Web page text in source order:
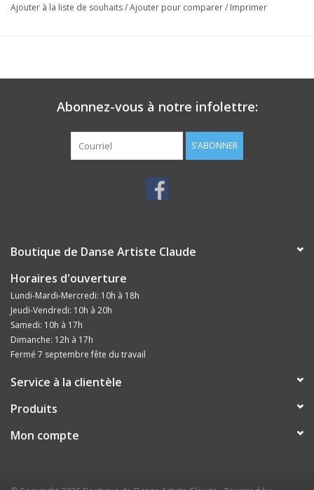
Ajouter à la liste de souhaits/Ajouter pour comparer/ Imprimer
Abonnez-vous à notre infolettre:
S'ABONNER
Boutique de Danse Artiste Claude
Horaires d'ouverture
Lundi-Mardi-Mercredi: 10h à 18h
Jeudi-Vendredi: 10h à 20h
Samedi: 10h à 17h
Dimanche: 12h à 17h
Fermé 7 septembre fête du travail
Service à la clientèle
Produits
Mon compte